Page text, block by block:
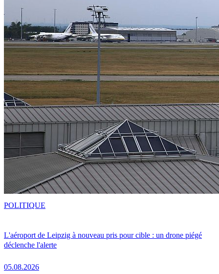
L'aéroport de Leipzig à nouveau pris pour cible : un drone piégé
déclenche l'alerte
05.08.2026
POLITIQUE